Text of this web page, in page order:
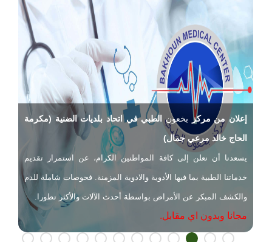
وزير الزراعة الدكتور عباس الحاج حسن في الضنية.
أطلق وزير الزراعة الدكتور عباس الحاج حسن حملة التحريج العام في
الضنية من بلدة كفربنين، بالتعاون مع جمعية إنماء كفربنين الخيرية،
بحضور النائب عبد العزيز الصمد، رئيسة مصلحة الزراعة في الشمال
سونيا الابيض وفاعليات شاركوا في الحملة التي قدمت خلالها وزارة
الزراعة ألف غرسة من الأشجار الحرجية، وتحديداً أشجار اللزاب
والعرعر، لكي يتم غرسها في المنطقة.